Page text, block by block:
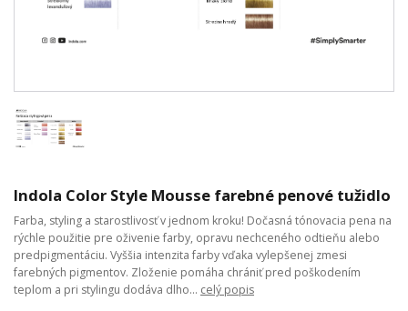
Indola Color Style Mousse farebné penové tužidlo
Farba, styling a starostlivosť v jednom kroku! Dočasná tónovacia pena na
rýchle použitie pre oživenie farby, opravu nechceného odtieňu alebo
predpigmentáciu. Vyššia intenzita farby vďaka vylepšenej zmesi
farebných pigmentov. Zloženie pomáha chrániť pred poškodením
teplom a pri stylingu dodáva dlho... celý popis